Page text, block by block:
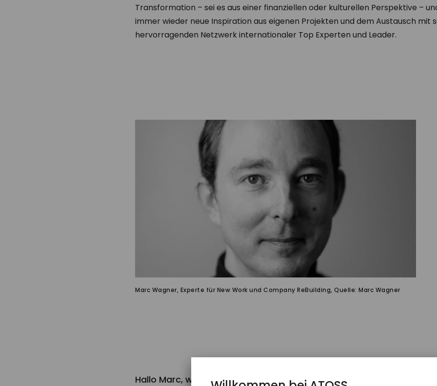
Transformation – sei es aus einer finanziellen oder kulturellen Perspektive –
immer wieder neue Inspiration aus eigenen Projekten und dem Austausch mit
hervorragenden Netzwerk internationaler Top Experten und Leader.
Marc Wagner, Experte für New Work und Company ReBuilding, Quelle: Marc Wagner
Hallo Marc, wie siehst du momentan die Lage für Unternehmen?